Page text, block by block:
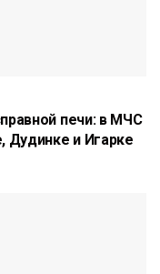
печи: в МЧС
Дудинке и Игарке